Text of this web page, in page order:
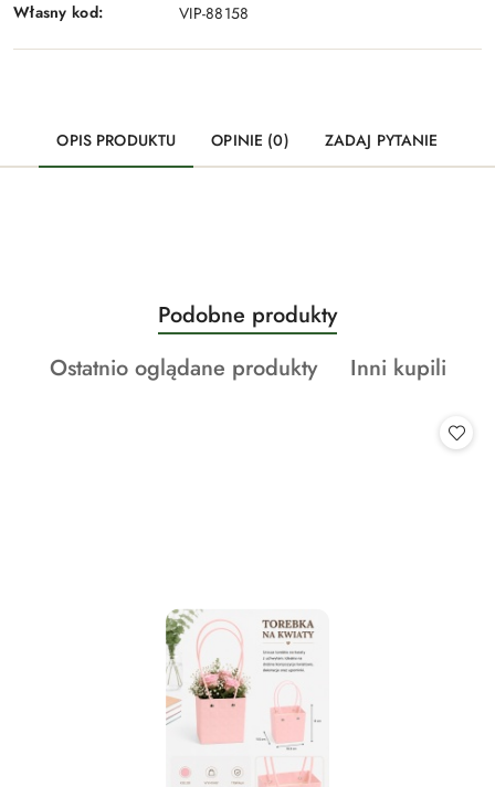
Własny kod: VIP-88158
OPIS PRODUKTU OPINIE (0) ZADAJ PYTANIE
Pomiń karuzelę produktów
Produkty
o
statusie:
Podobne produkty
Produkty
Ostatnio oglądane produkty
Produkty
Inni kupili